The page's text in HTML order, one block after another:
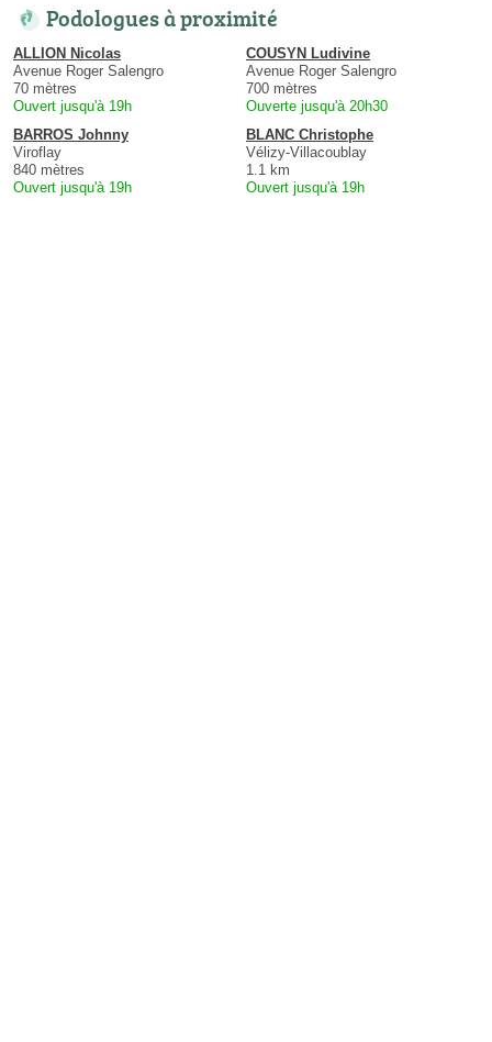
Podologues à proximité
ALLION Nicolas
Avenue Roger Salengro
70 mètres
Ouvert jusqu'à 19h
COUSYN Ludivine
Avenue Roger Salengro
700 mètres
Ouverte jusqu'à 20h30
BARROS Johnny
Viroflay
840 mètres
Ouvert jusqu'à 19h
BLANC Christophe
Vélizy-Villacoublay
1.1 km
Ouvert jusqu'à 19h